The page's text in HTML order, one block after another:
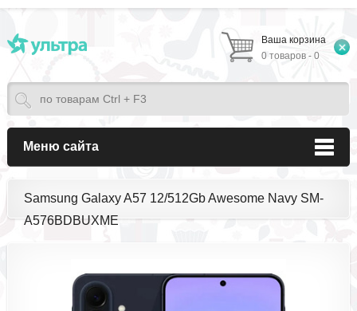
Ваша корзина
0 товаров - 0
Меню сайта
Samsung Galaxy A57 12/512Gb Awesome Navy SM-
A576BDBUXME